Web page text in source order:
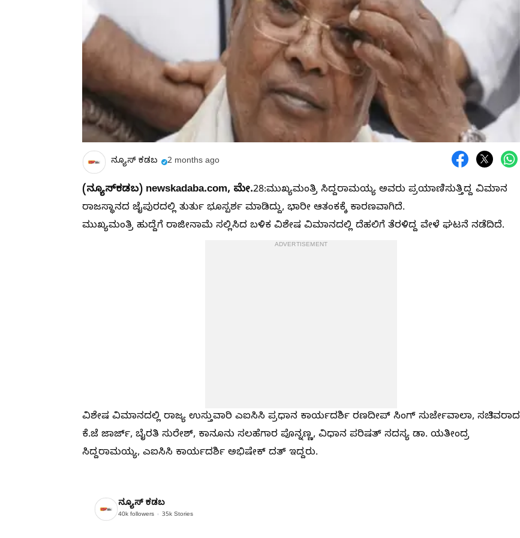
ನ್ಯೂಸ್ ಕಡಬ 2 months ago
(ನ್ಯೂಸ್‌ಕಡಬ) newskadaba.com, ಮೇ.28:ಮುಖ್ಯಮಂತ್ರಿ ಸಿದ್ದರಾಮಯ್ಯ ಅವರು ಪ್ರಯಾಣಿಸುತ್ತಿದ್ದ ವಿಮಾನ
ರಾಜಸ್ಥಾನದ ಜೈಪುರದಲ್ಲಿ ತುರ್ತು ಭೂಸ್ಪರ್ಶ ಮಾಡಿದ್ದು, ಭಾರೀ ಆತಂಕಕ್ಕೆ ಕಾರಣವಾಗಿದೆ.
ಮುಖ್ಯಮಂತ್ರಿ ಹುದ್ದೆಗೆ ರಾಜೀನಾಮೆ ಸಲ್ಲಿಸಿದ ಬಳಿಕ ವಿಶೇಷ ವಿಮಾನದಲ್ಲಿ ದೆಹಲಿಗೆ ತೆರಳಿದ್ದ ವೇಳೆ ಘಟನೆ ನಡೆದಿದೆ.
ADVERTISEMENT
ವಿಶೇಷ ವಿಮಾನದಲ್ಲಿ ರಾಜ್ಯ ಉಸ್ತುವಾರಿ ಎಐಸಿಸಿ ಪ್ರಧಾನ ಕಾರ್ಯದರ್ಶಿ ರಣದೀಪ್ ಸಿಂಗ್ ಸುರ್ಜೇವಾಲಾ, ಸಚಿವರಾದ
ಕೆ.ಜೆ ಜಾರ್ಜ್, ಬೈರತಿ ಸುರೇಶ್, ಕಾನೂನು ಸಲಹೆಗಾರ ಪೊನ್ನಣ್ಣ, ವಿಧಾನ ಪರಿಷತ್ ಸದಸ್ಯ ಡಾ. ಯತೀಂದ್ರ
ಸಿದ್ದರಾಮಯ್ಯ, ಎಐಸಿಸಿ ಕಾರ್ಯದರ್ಶಿ ಅಭಿಷೇಕ್ ದತ್ ಇದ್ದರು.
ನ್ಯೂಸ್ ಕಡಬ
40k followers 35k Stories